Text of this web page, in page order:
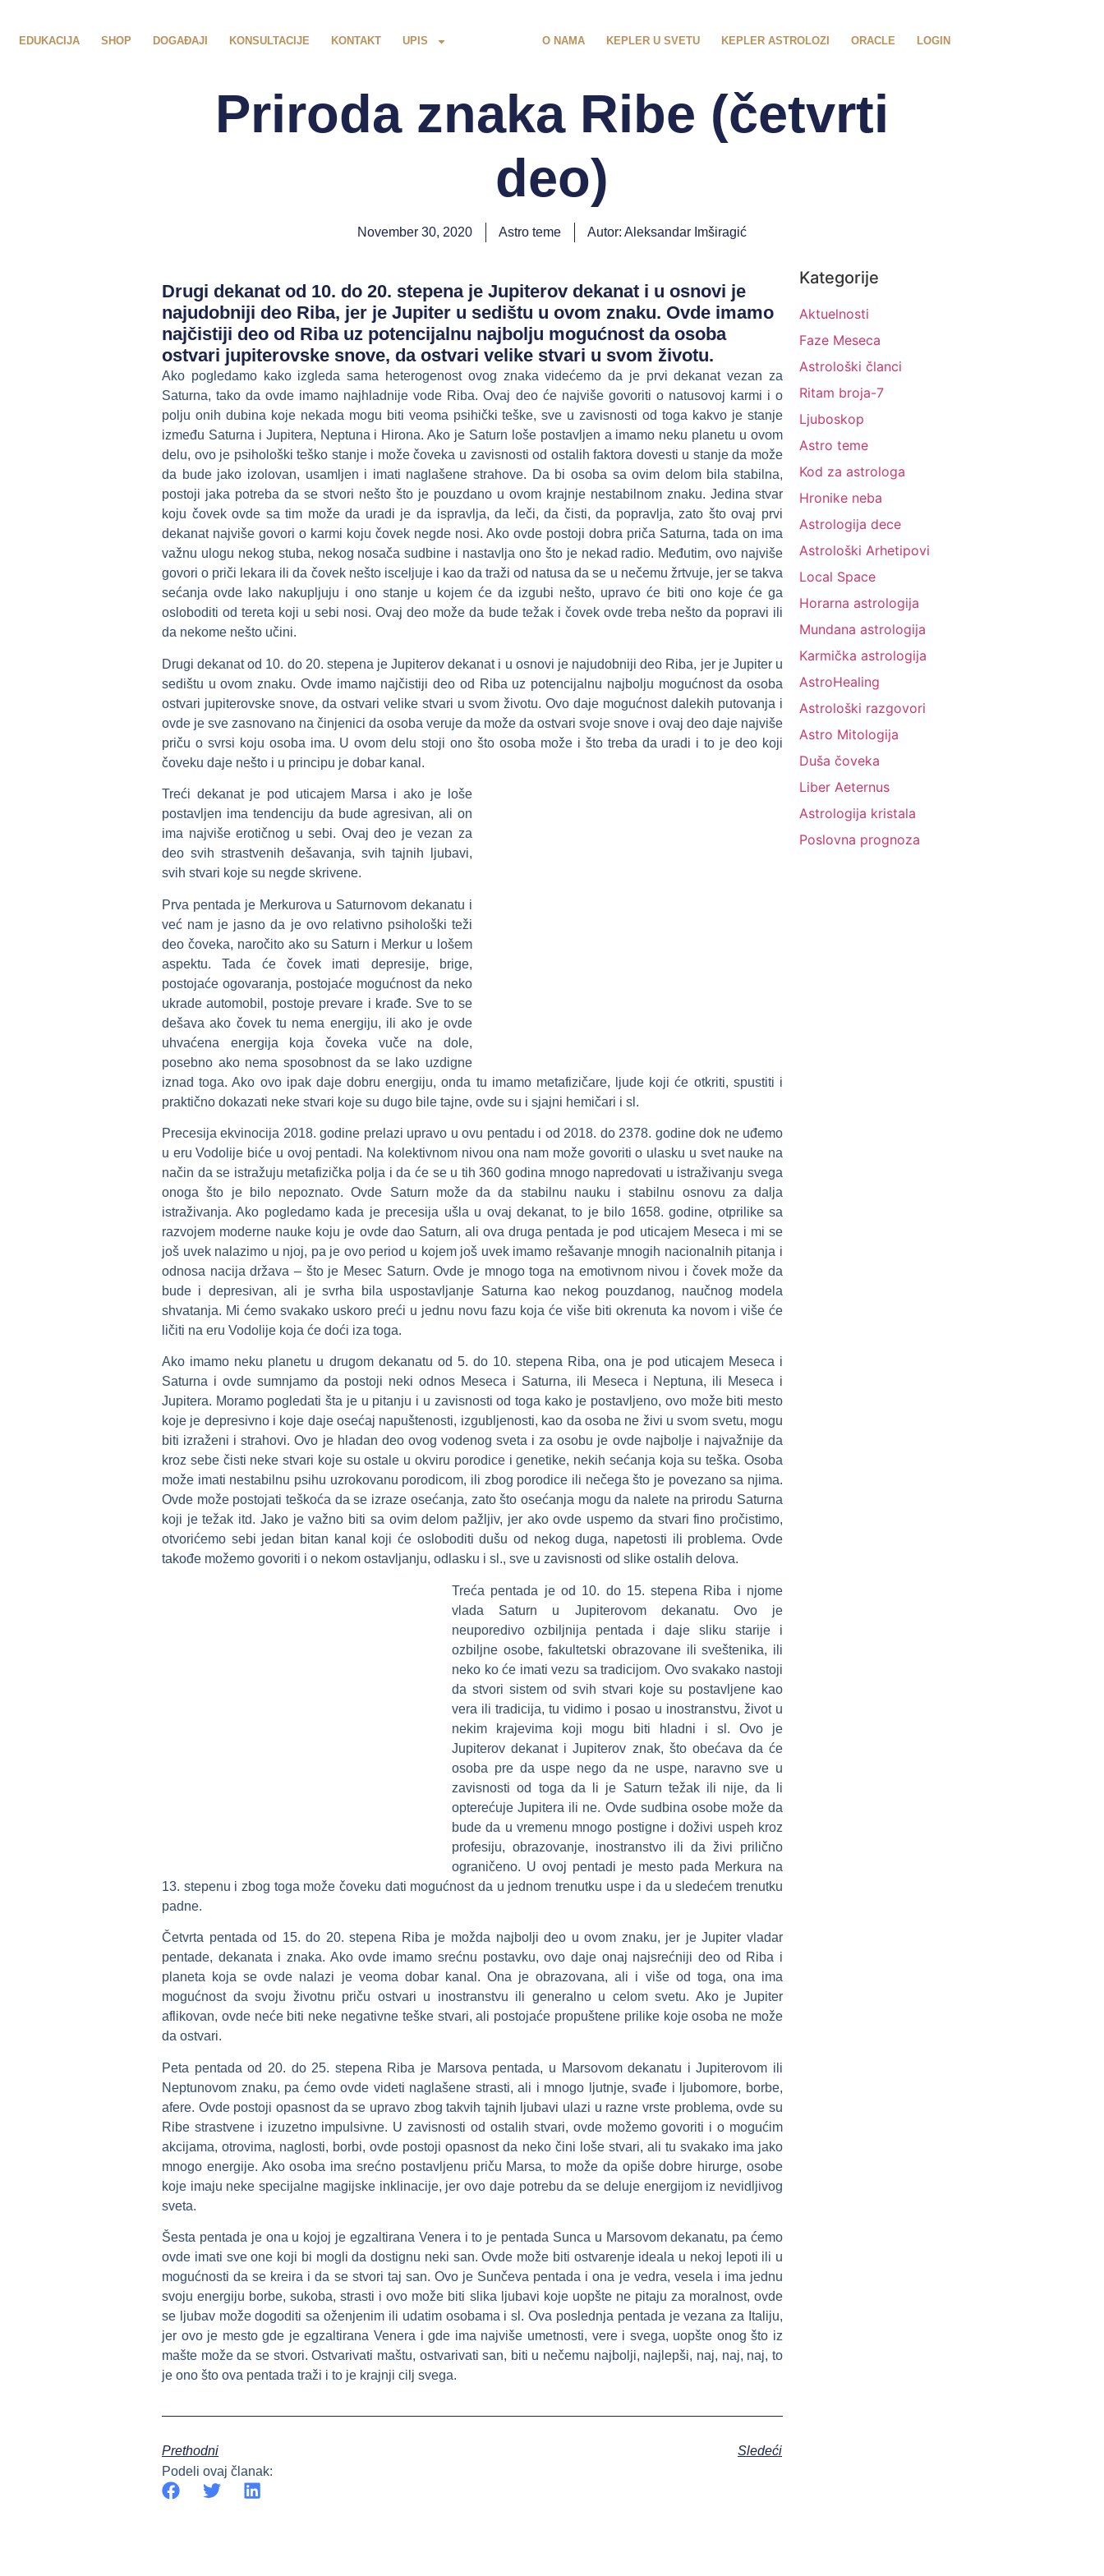
EDUKACIJA SHOP DOGAĐAJI KONSULTACIJE KONTAKT UPIS O NAMA KEPLER U SVETU KEPLER ASTROLOZI ORACLE LOGIN
Priroda znaka Ribe (četvrti
deo)
November 30, 2020 Astro teme Autor: Aleksandar Imširagić
Drugi dekanat od 10. do 20. stepena je Jupiterov dekanat i u osnovi je
najudobniji deo Riba, jer je Jupiter u sedištu u ovom znaku. Ovde imamo
najčistiji deo od Riba uz potencijalnu najbolju mogućnost da osoba
ostvari jupiterovske snove, da ostvari velike stvari u svom životu.
Ako pogledamo kako izgleda sama heterogenost ovog znaka videćemo da je prvi dekanat vezan za
Saturna, tako da ovde imamo najhladnije vode Riba. Ovaj deo će najviše govoriti o natusovoj karmi i o
polju onih dubina koje nekada mogu biti veoma psihički teške, sve u zavisnosti od toga kakvo je stanje
između Saturna i Jupitera, Neptuna i Hirona. Ako je Saturn loše postavljen a imamo neku planetu u ovom
delu, ovo je psihološki teško stanje i može čoveka u zavisnosti od ostalih faktora dovesti u stanje da može
da bude jako izolovan, usamljen i imati naglašene strahove. Da bi osoba sa ovim delom bila stabilna,
postoji jaka potreba da se stvori nešto što je pouzdano u ovom krajnje nestabilnom znaku. Jedina stvar
koju čovek ovde sa tim može da uradi je da ispravlja, da leči, da čisti, da popravlja, zato što ovaj prvi
dekanat najviše govori o karmi koju čovek negde nosi. Ako ovde postoji dobra priča Saturna, tada on ima
važnu ulogu nekog stuba, nekog nosača sudbine i nastavlja ono što je nekad radio. Međutim, ovo najviše
govori o priči lekara ili da čovek nešto isceljuje i kao da traži od natusa da se u nečemu žrtvuje, jer se takva
sećanja ovde lako nakupljuju i ono stanje u kojem će da izgubi nešto, upravo će biti ono koje će ga
osloboditi od tereta koji u sebi nosi. Ovaj deo može da bude težak i čovek ovde treba nešto da popravi ili
da nekome nešto učini.
Drugi dekanat od 10. do 20. stepena je Jupiterov dekanat i u osnovi je najudobniji deo Riba, jer je Jupiter u
sedištu u ovom znaku. Ovde imamo najčistiji deo od Riba uz potencijalnu najbolju mogućnost da osoba
ostvari jupiterovske snove, da ostvari velike stvari u svom životu. Ovo daje mogućnost dalekih putovanja i
ovde je sve zasnovano na činjenici da osoba veruje da može da ostvari svoje snove i ovaj deo daje najviše
priču o svrsi koju osoba ima. U ovom delu stoji ono što osoba može i što treba da uradi i to je deo koji
čoveku daje nešto i u principu je dobar kanal.
Treći dekanat je pod uticajem Marsa i ako je loše
postavljen ima tendenciju da bude agresivan, ali on
ima najviše erotičnog u sebi. Ovaj deo je vezan za
deo svih strastvenih dešavanja, svih tajnih ljubavi,
svih stvari koje su negde skrivene.
Prva pentada je Merkurova u Saturnovom dekanatu i
već nam je jasno da je ovo relativno psihološki teži
deo čoveka, naročito ako su Saturn i Merkur u lošem
aspektu. Tada će čovek imati depresije, brige,
postojaće ogovaranja, postojaće mogućnost da neko
ukrade automobil, postoje prevare i krađe. Sve to se
dešava ako čovek tu nema energiju, ili ako je ovde
uhvaćena energija koja čoveka vuče na dole,
posebno ako nema sposobnost da se lako uzdigne
iznad toga. Ako ovo ipak daje dobru energiju, onda tu imamo metafizičare, ljude koji će otkriti, spustiti i
praktično dokazati neke stvari koje su dugo bile tajne, ovde su i sjajni hemičari i sl.
Precesija ekvinocija 2018. godine prelazi upravo u ovu pentadu i od 2018. do 2378. godine dok ne uđemo
u eru Vodolije biće u ovoj pentadi. Na kolektivnom nivou ona nam može govoriti o ulasku u svet nauke na
način da se istražuju metafizička polja i da će se u tih 360 godina mnogo napredovati u istraživanju svega
onoga što je bilo nepoznato. Ovde Saturn može da da stabilnu nauku i stabilnu osnovu za dalja
istraživanja. Ako pogledamo kada je precesija ušla u ovaj dekanat, to je bilo 1658. godine, otprilike sa
razvojem moderne nauke koju je ovde dao Saturn, ali ova druga pentada je pod uticajem Meseca i mi se
još uvek nalazimo u njoj, pa je ovo period u kojem još uvek imamo rešavanje mnogih nacionalnih pitanja i
odnosa nacija država – što je Mesec Saturn. Ovde je mnogo toga na emotivnom nivou i čovek može da
bude i depresivan, ali je svrha bila uspostavljanje Saturna kao nekog pouzdanog, naučnog modela
shvatanja. Mi ćemo svakako uskoro preći u jednu novu fazu koja će više biti okrenuta ka novom i više će
ličiti na eru Vodolije koja će doći iza toga.
Ako imamo neku planetu u drugom dekanatu od 5. do 10. stepena Riba, ona je pod uticajem Meseca i
Saturna i ovde sumnjamo da postoji neki odnos Meseca i Saturna, ili Meseca i Neptuna, ili Meseca i
Jupitera. Moramo pogledati šta je u pitanju i u zavisnosti od toga kako je postavljeno, ovo može biti mesto
koje je depresivno i koje daje osećaj napuštenosti, izgubljenosti, kao da osoba ne živi u svom svetu, mogu
biti izraženi i strahovi. Ovo je hladan deo ovog vodenog sveta i za osobu je ovde najbolje i najvažnije da
kroz sebe čisti neke stvari koje su ostale u okviru porodice i genetike, nekih sećanja koja su teška. Osoba
može imati nestabilnu psihu uzrokovanu porodicom, ili zbog porodice ili nečega što je povezano sa njima.
Ovde može postojati teškoća da se izraze osećanja, zato što osećanja mogu da nalete na prirodu Saturna
koji je težak itd. Jako je važno biti sa ovim delom pažljiv, jer ako ovde uspemo da stvari fino pročistimo,
otvorićemo sebi jedan bitan kanal koji će osloboditi dušu od nekog duga, napetosti ili problema. Ovde
takođe možemo govoriti i o nekom ostavljanju, odlasku i sl., sve u zavisnosti od slike ostalih delova.
Treća pentada je od 10. do 15. stepena Riba i njome
vlada Saturn u Jupiterovom dekanatu. Ovo je
neuporedivo ozbiljnija pentada i daje sliku starije i
ozbiljne osobe, fakultetski obrazovane ili sveštenika, ili
neko ko će imati vezu sa tradicijom. Ovo svakako nastoji
da stvori sistem od svih stvari koje su postavljene kao
vera ili tradicija, tu vidimo i posao u inostranstvu, život u
nekim krajevima koji mogu biti hladni i sl. Ovo je
Jupiterov dekanat i Jupiterov znak, što obećava da će
osoba pre da uspe nego da ne uspe, naravno sve u
zavisnosti od toga da li je Saturn težak ili nije, da li
opterećuje Jupitera ili ne. Ovde sudbina osobe može da
bude da u vremenu mnogo postigne i doživi uspeh kroz
profesiju, obrazovanje, inostranstvo ili da živi prilično
ograničeno. U ovoj pentadi je mesto pada Merkura na
13. stepenu i zbog toga može čoveku dati mogućnost da u jednom trenutku uspe i da u sledećem trenutku
padne.
Četvrta pentada od 15. do 20. stepena Riba je možda najbolji deo u ovom znaku, jer je Jupiter vladar
pentade, dekanata i znaka. Ako ovde imamo srećnu postavku, ovo daje onaj najsrećniji deo od Riba i
planeta koja se ovde nalazi je veoma dobar kanal. Ona je obrazovana, ali i više od toga, ona ima
mogućnost da svoju životnu priču ostvari u inostranstvu ili generalno u celom svetu. Ako je Jupiter
aflikovan, ovde neće biti neke negativne teške stvari, ali postojaće propuštene prilike koje osoba ne može
da ostvari.
Peta pentada od 20. do 25. stepena Riba je Marsova pentada, u Marsovom dekanatu i Jupiterovom ili
Neptunovom znaku, pa ćemo ovde videti naglašene strasti, ali i mnogo ljutnje, svađe i ljubomore, borbe,
afere. Ovde postoji opasnost da se upravo zbog takvih tajnih ljubavi ulazi u razne vrste problema, ovde su
Ribe strastvene i izuzetno impulsivne. U zavisnosti od ostalih stvari, ovde možemo govoriti i o mogućim
akcijama, otrovima, naglosti, borbi, ovde postoji opasnost da neko čini loše stvari, ali tu svakako ima jako
mnogo energije. Ako osoba ima srećno postavljenu priču Marsa, to može da opiše dobre hirurge, osobe
koje imaju neke specijalne magijske inklinacije, jer ovo daje potrebu da se deluje energijom iz nevidljivog
sveta.
Šesta pentada je ona u kojoj je egzaltirana Venera i to je pentada Sunca u Marsovom dekanatu, pa ćemo
ovde imati sve one koji bi mogli da dostignu neki san. Ovde može biti ostvarenje ideala u nekoj lepoti ili u
mogućnosti da se kreira i da se stvori taj san. Ovo je Sunčeva pentada i ona je vedra, vesela i ima jednu
svoju energiju borbe, sukoba, strasti i ovo može biti slika ljubavi koje uopšte ne pitaju za moralnost, ovde
se ljubav može dogoditi sa oženjenim ili udatim osobama i sl. Ova poslednja pentada je vezana za Italiju,
jer ovo je mesto gde je egzaltirana Venera i gde ima najviše umetnosti, vere i svega, uopšte onog što iz
mašte može da se stvori. Ostvarivati maštu, ostvarivati san, biti u nečemu najbolji, najlepši, naj, naj, naj, to
je ono što ova pentada traži i to je krajnji cilj svega.
Prethodni
Sledeći
Podeli ovaj članak:
Kategorije
Aktuelnosti
Faze Meseca
Astrološki članci
Ritam broja-7
Ljuboskop
Astro teme
Kod za astrologa
Hronike neba
Astrologija dece
Astrološki Arhetipovi
Local Space
Horarna astrologija
Mundana astrologija
Karmička astrologija
AstroHealing
Astrološki razgovori
Astro Mitologija
Duša čoveka
Liber Aeternus
Astrologija kristala
Poslovna prognoza